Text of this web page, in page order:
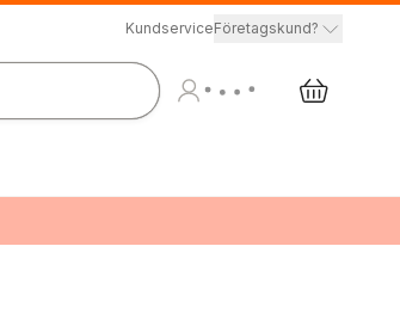
KundserviceFöretagskund?